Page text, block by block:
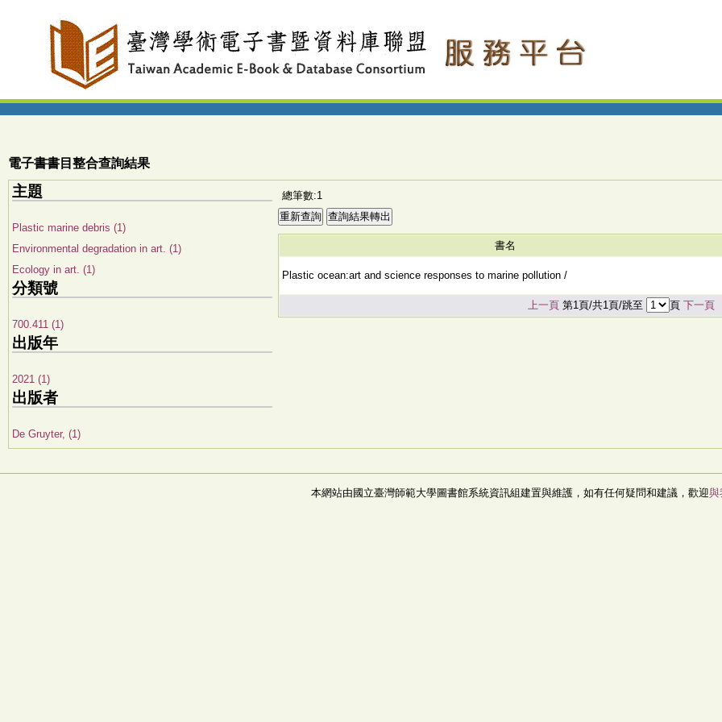
電子書書目整合查詢結果
主題
Plastic marine debris (1)
Environmental degradation in art. (1)
Ecology in art. (1)
分類號
700.411 (1)
出版年
2021 (1)
出版者
De Gruyter, (1)
總筆數:1
書名
Plastic ocean:art and science responses to marine pollution /
上一頁第1頁/共1頁/跳至 頁 下一頁
本網站由國立臺灣師範大學圖書館系統資訊組建置與維護，如有任何疑問和建議，歡迎與